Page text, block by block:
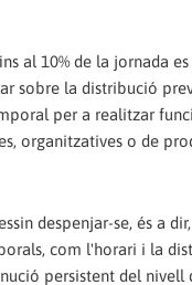
al 10% de la jornada
sobre la distribució
per a realitzar
organitzatives o de
despenjar-se, és a
com l'horari i la
persistent del